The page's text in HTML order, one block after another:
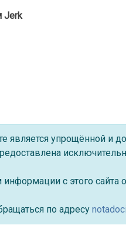
Jerk
является упрощённой
с этого сайта
по адресу